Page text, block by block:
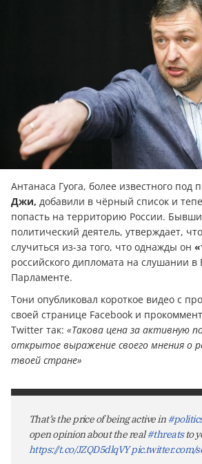
Антанаса Гуога, более известного под
Джи, добавили в чёрный список и
попасть на территорию России.
политический деятель, утверждает,
случиться из-за того, что однажды он
российского дипломата на слушании в
Парламенте.
Тони опубликовал короткое видео с
своей странице Facebook и
Twitter так: «Такова цена за активную
открытое выражение своего мнения о
твоей стране»
That’s the price of being active in
open opinion about the real#threatsto
https://t.co/JZQD5dlqVYpic.twitter.com/